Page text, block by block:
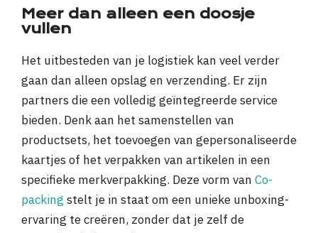
Meer dan alleen een doosje
vullen
Het uitbesteden van je logistiek kan veel verder
gaan dan alleen opslag en verzending. Er zijn
partners die een volledig geïntegreerde service
bieden. Denk aan het samenstellen van
productsets, het toevoegen van gepersonaliseerde
kaartjes of het verpakken van artikelen in een
specifieke merkverpakking. Deze vorm van Co-
packing stelt je in staat om een unieke unboxing-
ervaring te creëren, zonder dat je zelf de